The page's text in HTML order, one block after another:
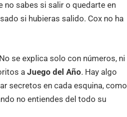
no sabes si salir o quedarte en
si hubieras salido. Cox no ha
se explica solo con números, ni
aJuego del Año. Hay algo
secretos en cada esquina, como
no entiendes del todo su